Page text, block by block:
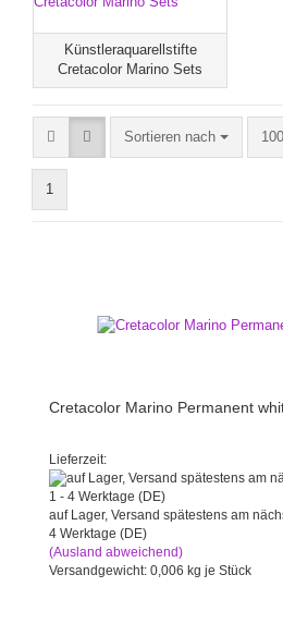
Künstleraquarellstifte
Cretacolor Marino Sets
Sortieren nach
1
Cretacolor Marino Permanent
Lieferzeit:
auf Lager, Versand spätestens am
4 Werktage (DE)
(Ausland abweichend)
Versandgewicht: 0,006 kg je Stück